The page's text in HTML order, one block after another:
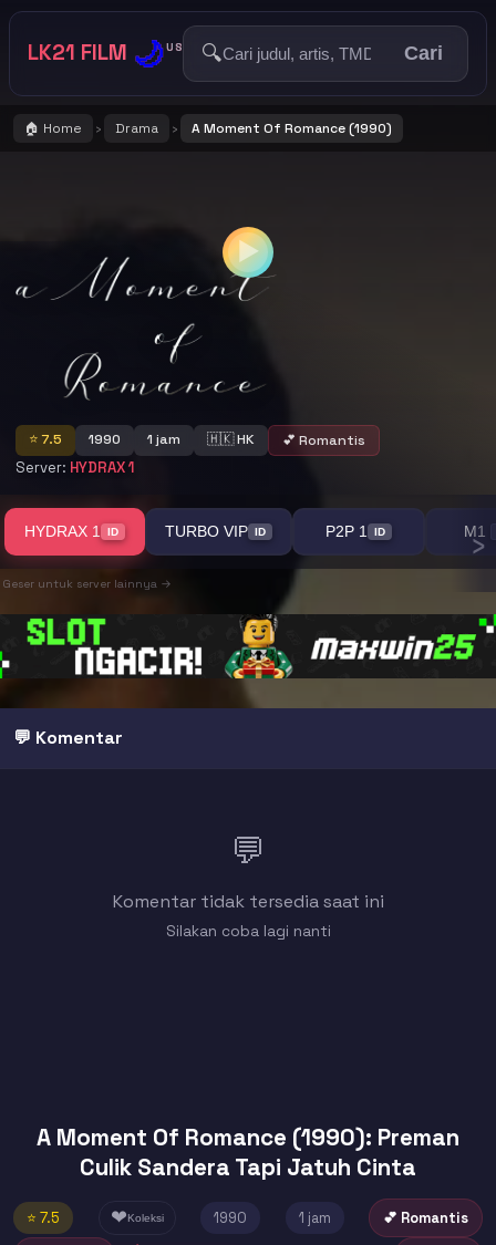
LK21 FILM 🌙US 🔍 Cari
🏠 Home › Drama › A Moment Of Romance (1990)
A Moment Of Romance
⭐ 7.5 1990 1 jam 🇭🇰 HK 💕 Romantis
Server: HYDRAX 1
▶
HYDRAX 1 ID TURBO VIP ID P2P 1 ID M1
›
Geser untuk server lainnya →
💬 Komentar
💬
Komentar tidak tersedia saat ini
Silakan coba lagi nanti
A Moment Of Romance (1990): Preman
Culik Sandera Tapi Jatuh Cinta
⭐ 7.5 ❤Koleksi 1990 1 jam 💕 Romantis